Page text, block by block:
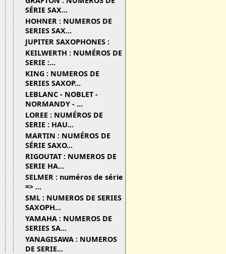
SÉRIE SAX...
HOHNER : NUMEROS DE
SERIES SAX...
JUPITER SAXOPHONES :
KEILWERTH : NUMÉROS DE
SERIE :...
KING : NUMEROS DE
SERIES SAXOP...
LEBLANC - NOBLET -
NORMANDY - ...
LOREE : NUMÉROS DE
SERIE : HAU...
MARTIN : NUMÉROS DE
SÉRIE SAXO...
RIGOUTAT : NUMEROS DE
SERIE HA...
SELMER : numéros de série
=> ...
SML : NUMEROS DE SERIES
SAXOPH...
YAMAHA : NUMEROS DE
SERIES SA...
YANAGISAWA : NUMEROS
DE SERIE...